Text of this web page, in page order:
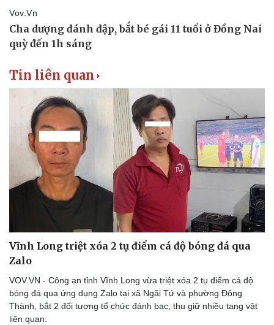
Tin liên quan
Vĩnh Long triệt xóa 2 tụ điểm cá độ bóng đá qua
Zalo
VOV.VN - Công an tỉnh Vĩnh Long vừa triệt xóa 2 tụ điểm cá độ
bóng đá qua ứng dụng Zalo tại xã Ngãi Tứ và phường Đông
Thành, bắt 2 đối tượng tổ chức đánh bạc, thu giữ nhiều tang vật
liên quan.